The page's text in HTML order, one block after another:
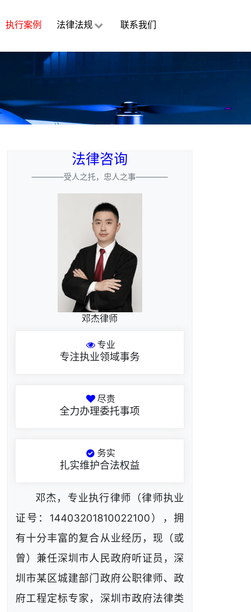
执行案例 法律法规 联系我们
法律咨询
————受人之托，忠人之事————
邓杰律师
专业
专注执业领域事务
尽责
全力办理委托事项
务实
扎实维护合法权益
邓杰，专业执行律师（律师执业
证号：14403201810022100），拥
有十分丰富的复合从业经历，现（或
曾）兼任深圳市人民政府听证员，深
圳市某区城建部门政府公职律师、政
府工程定标专家，深圳市政府法律类